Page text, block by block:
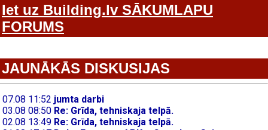
Iet uz Building.lv SĀKUMLAPU
FORUMS
JAUNĀKĀS DISKUSIJAS